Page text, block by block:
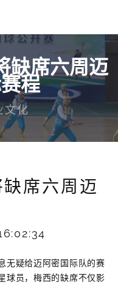
缺席六周迈
程
文化
席六周迈
无疑给迈阿密国际队的赛
球员，梅西的缺席不仅影